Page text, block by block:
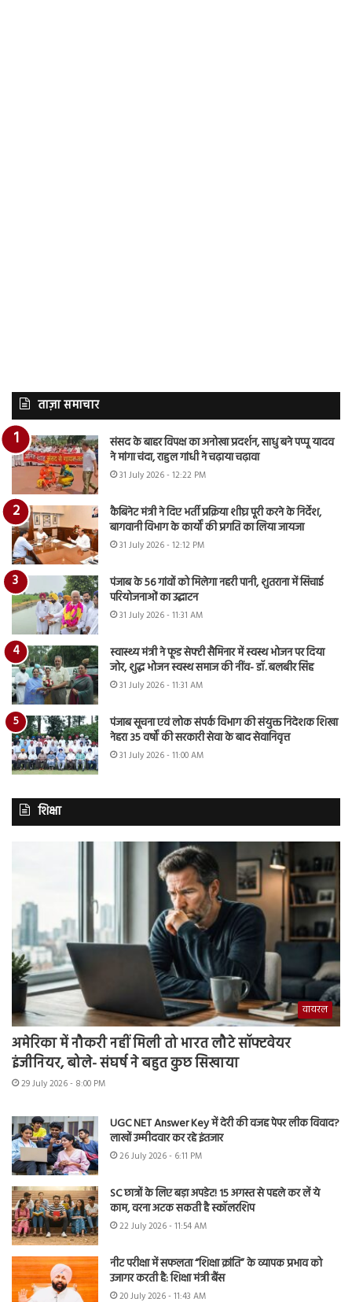
ताज़ा समाचार
संसद के बाहर विपक्ष का अनोखा प्रदर्शन, साधु बने पप्पू यादव
ने मांगा चंदा, राहुल गांधी ने चढ़ाया चढ़ावा
31 July 2026 - 12:22 PM
कैबिनेट मंत्री ने दिए भर्ती प्रक्रिया शीघ्र पूरी करने के निर्देश,
बागवानी विभाग के कार्यों की प्रगति का लिया जायजा
31 July 2026 - 12:12 PM
पंजाब के 56 गांवों को मिलेगा नहरी पानी, शुतराना में सिंचाई
परियोजनाओं का उद्घाटन
31 July 2026 - 11:31 AM
स्वास्थ्य मंत्री ने फूड सेफ्टी सैमिनार में स्वस्थ भोजन पर दिया
जोर, शुद्ध भोजन स्वस्थ समाज की नींव- डॉ. बलबीर सिंह
31 July 2026 - 11:31 AM
पंजाब सूचना एवं लोक संपर्क विभाग की संयुक्त निदेशक शिखा
नेहरा 35 वर्षों की सरकारी सेवा के बाद सेवानिवृत्त
31 July 2026 - 11:00 AM
शिक्षा
वायरल
अमेरिका में नौकरी नहीं मिली तो भारत लौटे सॉफ्टवेयर
इंजीनियर, बोले- संघर्ष ने बहुत कुछ सिखाया
29 July 2026 - 8:00 PM
UGC NET Answer Key में देरी की वजह पेपर लीक विवाद?
लाखों उम्मीदवार कर रहे इंतजार
26 July 2026 - 6:11 PM
SC छात्रों के लिए बड़ा अपडेट! 15 अगस्त से पहले कर लें ये
काम, वरना अटक सकती है स्कॉलरशिप
22 July 2026 - 11:54 AM
नीट परीक्षा में सफलता “शिक्षा क्रांति” के व्यापक प्रभाव को
उजागर करती है: शिक्षा मंत्री बैंस
20 July 2026 - 11:43 AM